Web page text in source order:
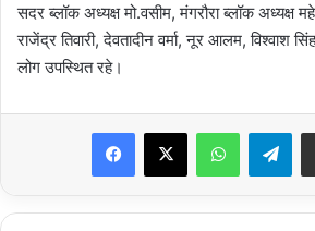
सदर ब्लॉक अध्यक्ष मो.वसीम, मंगरौरा ब्लॉक अध्यक्ष
राजेंद्र तिवारी, देवतादीन वर्मा, नूर आलम, विश्वाश
लोग उपस्थित रहे।
Facebook
X WhatsApp